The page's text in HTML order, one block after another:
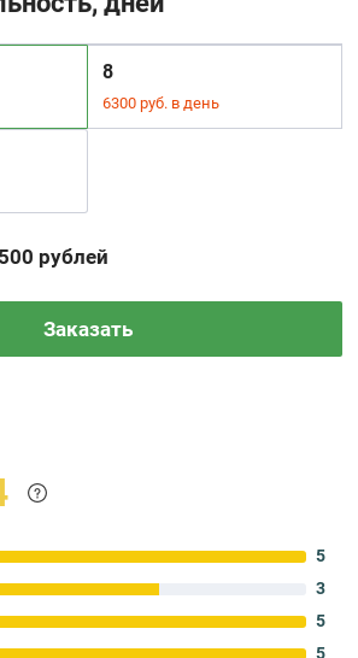
8
6300 руб. в день
рублей
Заказать
5
3
5
5